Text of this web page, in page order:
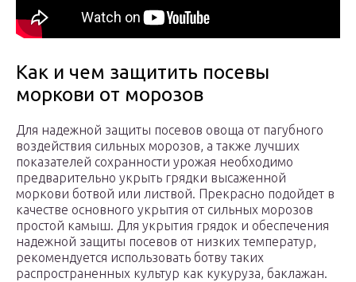
Как и чем защитить посевы
моркови от морозов
Для надежной защиты посевов овоща от пагубного
воздействия сильных морозов, а также лучших
показателей сохранности урожая необходимо
предварительно укрыть грядки высаженной
моркови ботвой или листвой. Прекрасно подойдет в
качестве основного укрытия от сильных морозов
простой камыш. Для укрытия грядок и обеспечения
надежной защиты посевов от низких температур,
рекомендуется использовать ботву таких
распространенных культур как кукуруза, баклажан.